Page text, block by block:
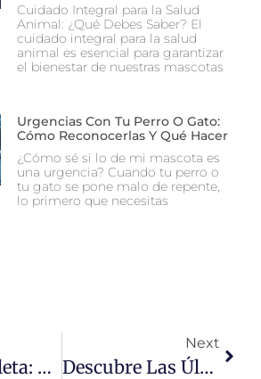
Cuidado Integral para la Salud
Animal: ¿Qué Debes Saber? El
cuidado integral para la salud
animal es esencial para garantizar
el bienestar de nuestras mascotas
Urgencias Con Tu Perro O Gato:
Cómo Reconocerlas Y Qué Hacer
¿Cómo sé si lo de mi mascota es
una urgencia? Cuando tu perro o
tu gato se pone malo de repente,
lo primero que necesitas
Guía Completa: Cuidado Especializado Para Mascotas Exóticas – Todo Lo Que Necesitas Saber
Next
Descubre Las Últimas Noticias Sobre Salud Y Bienestar Animal: Innovaciones, Consejos Y Tendencias Para Un Mundo Más Sano